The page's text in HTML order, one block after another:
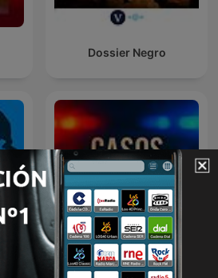
Dossier Negro
Casos Criminales